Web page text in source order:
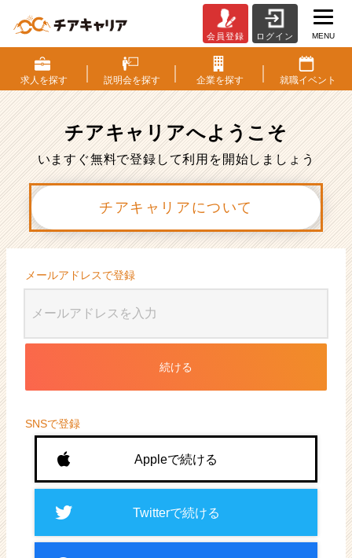
員
登
録
ベ
ン
チ
ャ
成
企
か
ら
ス
カ
ウ
届
活
サ
ト
ア
キ
会員登録 ログイン MENU
求人を探す 説明会を探す 企業を探す 就職イベント
チアキャリアへようこそ
いますぐ無料で登録して利用を開始しましょう
チアキャリアについて
メールアドレスで登録
続ける
SNSで登録
Appleで続ける
Twitterで続ける